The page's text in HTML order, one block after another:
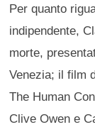
Per quanto
indipendente,
morte,
Venezia; il film
The Human
Clive Owen e